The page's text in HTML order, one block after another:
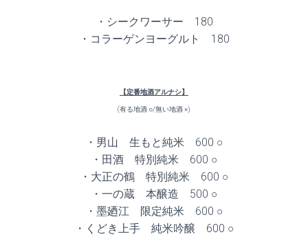
・シークワーサー 180
・コラーゲンヨーグルト 180
【定番地酒アルナシ】
(有る地酒 ○/無い地酒 ×)
・男山 生もと純米 600 ○
・田酒 特別純米 600 ○
・大正の鶴 特別純米 600 ○
・一の蔵 本醸造 500 ○
・墨廼江 限定純米 600 ○
・くどき上手 純米吟醸 600 ○